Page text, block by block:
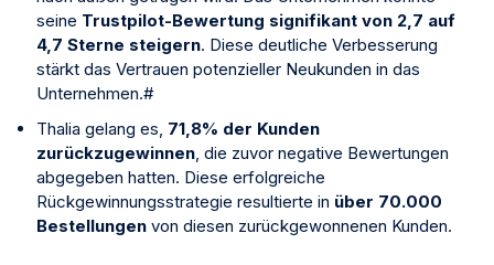
seine Trustpilot-Bewertung signifikant von 2,7 auf
4,7 Sterne steigern. Diese deutliche Verbesserung
stärkt das Vertrauen potenzieller Neukunden in das
Unternehmen.#
Thalia gelang es, 71,8% der Kunden
zurückzugewinnen , die zuvor negative Bewertungen
abgegeben hatten. Diese erfolgreiche
Rückgewinnungsstrategie resultierte in über 70.000
Bestellungen von diesen zurückgewonnenen Kunden.